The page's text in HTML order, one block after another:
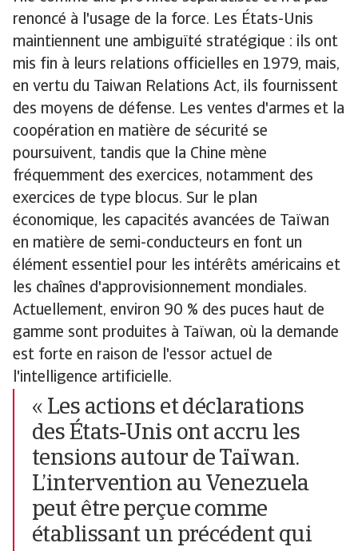
renoncé à l'usage de la force. Les États-Unis
maintiennent une ambiguïté stratégique : ils ont
mis fin à leurs relations officielles en 1979, mais,
en vertu du Taiwan Relations Act, ils fournissent
des moyens de défense. Les ventes d'armes et la
coopération en matière de sécurité se
poursuivent, tandis que la Chine mène
fréquemment des exercices, notamment des
exercices de type blocus. Sur le plan
économique, les capacités avancées de Taïwan
en matière de semi-conducteurs en font un
élément essentiel pour les intérêts américains et
les chaînes d'approvisionnement mondiales.
Actuellement, environ 90 % des puces haut de
gamme sont produites à Taïwan, où la demande
est forte en raison de l'essor actuel de
l'intelligence artificielle.
« Les actions et déclarations
des États‑Unis ont accru les
tensions autour de Taïwan.
L’intervention au Venezuela
peut être perçue comme
établissant un précédent qui